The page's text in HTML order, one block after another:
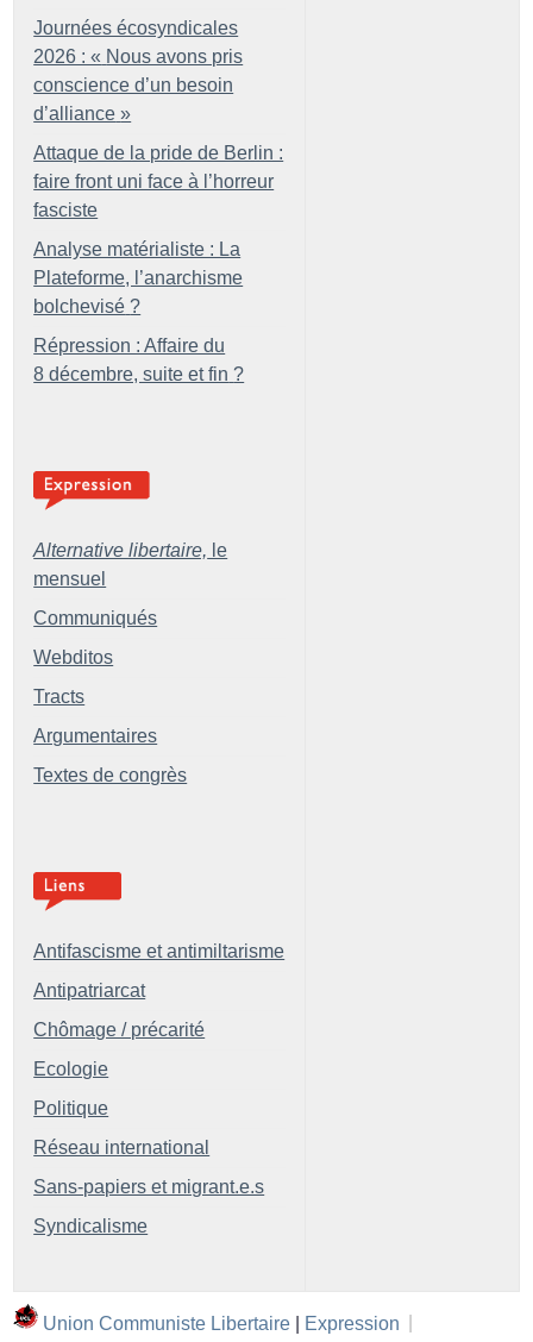
Journées écosyndicales
2026 : « Nous avons pris
conscience d’un besoin
d’alliance »
Attaque de la pride de Berlin :
faire front uni face à l’horreur
fasciste
Analyse matérialiste : La
Plateforme, l’anarchisme
bolchevisé ?
Répression : Affaire du
8 décembre, suite et fin ?
Alternative libertaire, le
mensuel
Communiqués
Webditos
Tracts
Argumentaires
Textes de congrès
Antifascisme et antimiltarisme
Antipatriarcat
Chômage / précarité
Ecologie
Politique
Réseau international
Sans-papiers et migrant.e.s
Syndicalisme
Union Communiste Libertaire | Expression